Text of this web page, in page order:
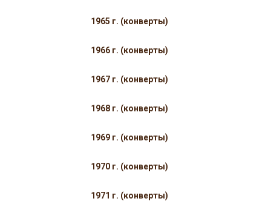
1965 г. (конверты)
1966 г. (конверты)
1967 г. (конверты)
1968 г. (конверты)
1969 г. (конверты)
1970 г. (конверты)
1971 г. (конверты)